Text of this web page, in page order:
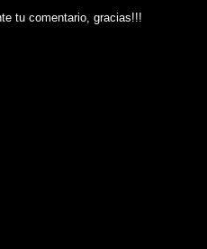
tu comentario, gracias!!!